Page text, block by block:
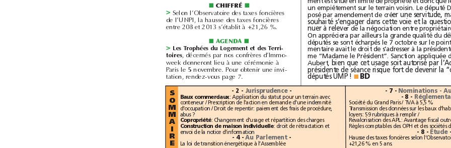


Selon l’Observatoire des taxes foncières
de l’UNPI, la hausse des taxes foncières
entre 208 et 2013 s’établit à +21,26%.


Les Trophées du Logement et des Terri-
toires
, décernés par nos confrères d’Immo-
week donneront lieu à une cérémonie à
Paris le 5novembre. Pour obtenir une invi-
tation, rendez-vous page7.
posé par amendement de cré
nuer à relev
Aubert,
députés UMP !
BD
- 2 - Jurisprudence -
Baux commerciaux : Application du statut pour un terrain avec
conteneur / Prescription de l’action en demande d’une indemnité
d’occupation / Droit de repentir: paiement des frais de procédure,
abus ?
Copropriété : Changement d’usage et répartition des charges
Construction de maison individuelle : droit de rétractation et
envoi de la notice d’information
- 4 - Au Parlement -
La loi de transition énergétique à l’Assemblée
- 7 -
- 8 -
Société du Grand Paris / TVA à 5,5%
loyers: 59 rubriques à remplir /
- 8 - Étude -
S
O
M
M
A
R
E